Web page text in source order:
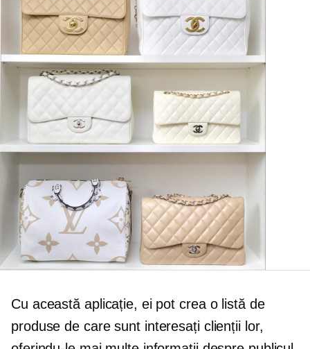
Cu această aplicație, ei pot crea o listă de
produse de care sunt interesați clienții lor,